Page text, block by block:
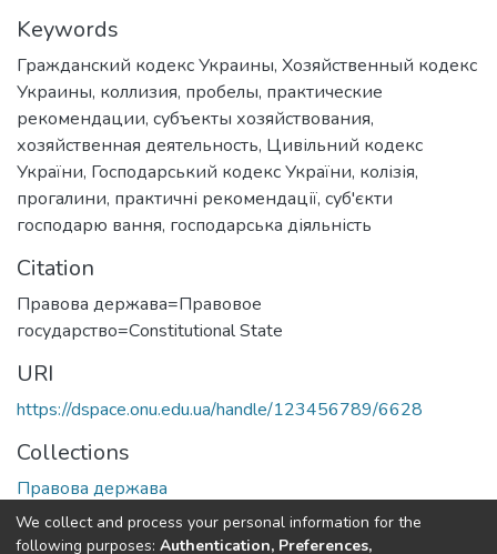
Keywords
Гражданский кодекс Украины, Хозяйственный кодекс
Украины, коллизия, пробелы, практические
рекомендации, субъекты хозяйствования,
хозяйственная деятельность, Цивільний кодекс
України, Господарський кодекс України, колізія,
прогалини, практичні рекомендації, суб'єкти
господарю вання, господарська діяльність
Citation
Правова держава=Правовое
государство=Сonstitutional State
URI
https://dspace.onu.edu.ua/handle/123456789/6628
Collections
Правова держава
Full item page
We collect and process your personal information for the
following purposes: Authentication, Preferences,